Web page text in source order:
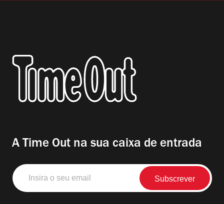
A Time Out na sua caixa de entrada
Insira
o
seu